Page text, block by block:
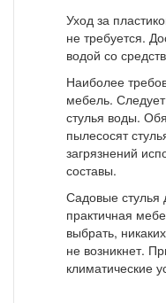
Уход за
не требуется.
водой со
Наиболее
мебель.
стулья воды.
пылесосят
загрязнений
составы.
Садовые стулья
практичная
выбрать,
не возникнет.
климатические